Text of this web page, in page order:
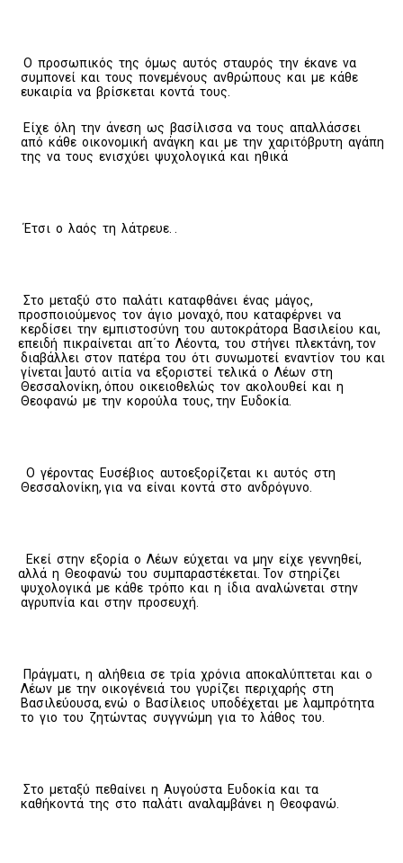
Ο προσωπικός της όμως αυτός σταυρός την έκανε να
συμπονεί και τους πονεμένους ανθρώπους και με κάθε
ευκαιρία να βρίσκεται κοντά τους.
Είχε όλη την άνεση ως βασίλισσα να τους απαλλάσσει
από κάθε οικονομική ανάγκη και με την χαριτόβρυτη αγάπη
της να τους ενισχύει ψυχολογικά και ηθικά
Έτσι ο λαός τη λάτρευε. .
Στο μεταξύ στο παλάτι καταφθάνει ένας μάγος,
προσποιούμενος τον άγιο μοναχό, που καταφέρνει να
κερδίσει την εμπιστοσύνη του αυτοκράτορα Βασιλείου και,
επειδή πικραίνεται απ΄το Λέοντα, του στήνει πλεκτάνη, τον
διαβάλλει στον πατέρα του ότι συνωμοτεί εναντίον του και
γίνεται ]αυτό αιτία να εξοριστεί τελικά ο Λέων στη
Θεσσαλονίκη, όπου οικειοθελώς τον ακολουθεί και η
Θεοφανώ με την κορούλα τους, την Ευδοκία.
Ο γέροντας Ευσέβιος αυτοεξορίζεται κι αυτός στη
Θεσσαλονίκη, για να είναι κοντά στο ανδρόγυνο.
Εκεί στην εξορία ο Λέων εύχεται να μην είχε γεννηθεί,
αλλά η Θεοφανώ του συμπαραστέκεται. Τον στηρίζει
ψυχολογικά με κάθε τρόπο και η ίδια αναλώνεται στην
αγρυπνία και στην προσευχή.
Πράγματι, η αλήθεια σε τρία χρόνια αποκαλύπτεται και ο
Λέων με την οικογένειά του γυρίζει περιχαρής στη
Βασιλεύουσα, ενώ ο Βασίλειος υποδέχεται με λαμπρότητα
το γιο του ζητώντας συγγνώμη για το λάθος του.
Στο μεταξύ πεθαίνει η Αυγούστα Ευδοκία και τα
καθήκοντά της στο παλάτι αναλαμβάνει η Θεοφανώ.